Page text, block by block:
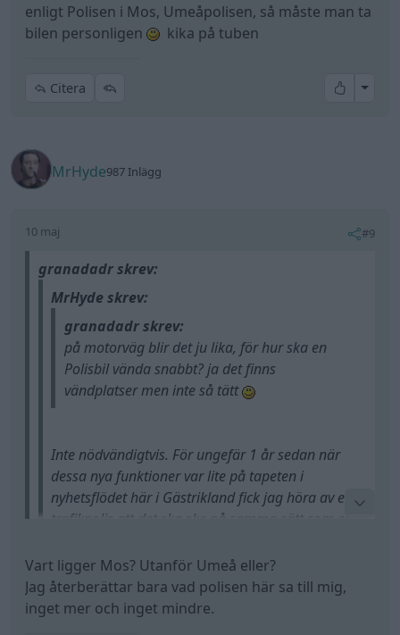
enligt Polisen i Mos, Umeåpolisen, så måste man ta
bilen personligen
kika på tuben
Citera All
MrHyde987 Inlägg
10 maj #9
granadadr skrev:
MrHyde skrev:
granadadr skrev:
på motorväg blir det ju lika, för hur ska en
Polisbil vända snabbt? ja det finns
vändplatser men inte så tätt
Inte nödvändigtvis. För ungefär 1 år sedan när
dessa nya funktioner var lite på tapeten i
nyhetsflödet här i Gästrikland fick jag höra av en
trafikpolis att det ska ske på samma sätt som en
brevlådan. Huruvida det stämmer eller ej låter
jag vara osagt, men omöjligt är det inte.
enligt Polisen i Mos, Umeåpolisen, så måste man ta
bilen personligen
kika på tuben
Vart ligger Mos? Utanför Umeå eller?
Jag återberättar bara vad polisen här sa till mig,
inget mer och inget mindre.